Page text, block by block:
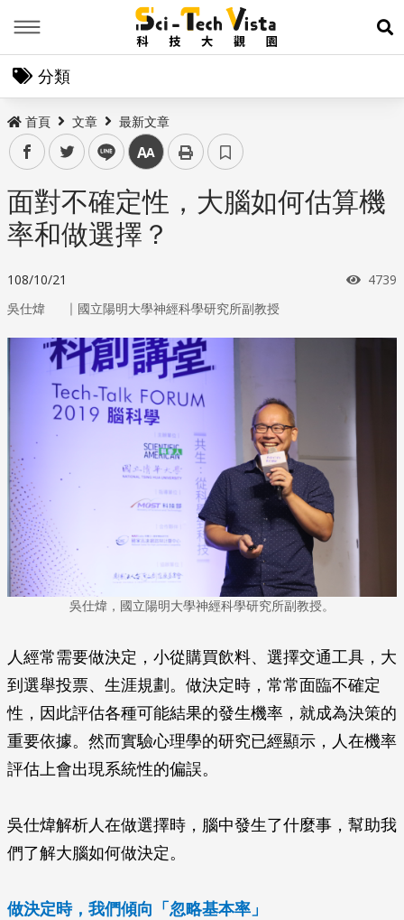
展
分類
首頁 文章 最新文章
facebooktwitter line 中
面對不確定性，大腦如何估算機
率和做選擇？
108/10/21 瀏覽
4739
吳仕煒 ｜ 國立陽明大學神經科學研究所副教授
吳仕煒，國立陽明大學神經科學研究所副教授。
人經常需要做決定，小從購買飲料、選擇交通工具，大
到選舉投票、生涯規劃。做決定時，常常面臨不確定
性，因此評估各種可能結果的發生機率，就成為決策的
重要依據。然而實驗心理學的研究已經顯示，人在機率
評估上會出現系統性的偏誤。
吳仕煒解析人在做選擇時，腦中發生了什麼事，幫助我
們了解大腦如何做決定。
做決定時，我們傾向「忽略基本率」